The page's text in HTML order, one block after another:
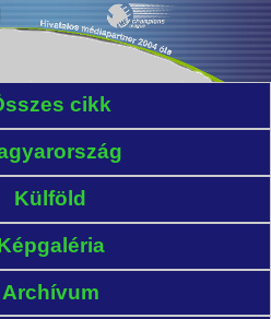
cikk
Külföld
Archívum